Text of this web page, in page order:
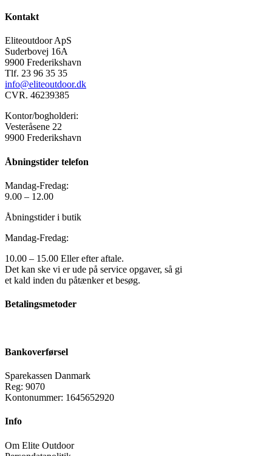
Kontakt
Eliteoutdoor ApS
Suderbovej 16A
9900 Frederikshavn
Tlf. 23 96 35 35
info@eliteoutdoor.dk
CVR. 46239385
Kontor/bogholderi:
Vesteråsene 22
9900 Frederikshavn
Åbningstider telefon
Mandag-Fredag:
9.00 – 12.00
Åbningstider i butik
Mandag-Fredag:
10.00 – 15.00 Eller efter aftale.
Det kan ske vi er ude på service opgaver, så gi
et kald inden du påtænker et besøg.
Betalingsmetoder
Bankoverførsel
Sparekassen Danmark
Reg: 9070
Kontonummer: 1645652920
Info
Om Elite Outdoor